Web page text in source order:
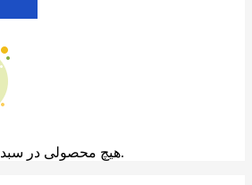
هیچ محصولی در سبد خرید نیست.